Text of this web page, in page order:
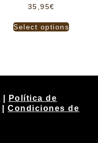
35,95€
Select options
Política de
|Condiciones de